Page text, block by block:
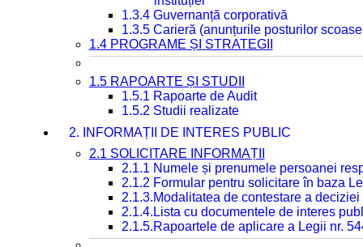
1.3.4 Guvernanță corporativă
1.3.5 Carieră (anunțurile posturilor
1.4 PROGRAME ȘI STRATEGII
1.5 RAPOARTE ȘI STUDII
1.5.1 Rapoarte de Audit
1.5.2 Studii realizate
2. INFORMAȚII DE INTERES PUBLIC
2.1 SOLICITARE INFORMAȚII
2.1.1 Numele și prenumele persoanei
2.1.2 Formular pentru solicitare în baza
2.1.3.Modalitatea de contestare a
2.1.4.Lista cu documentele de interes
2.1.5.Rapoartele de aplicare a Legii nr.